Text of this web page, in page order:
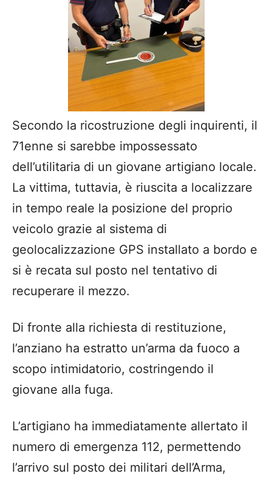
Secondo la ricostruzione degli inquirenti, il
71enne si sarebbe impossessato
dell’utilitaria di un giovane artigiano locale.
La vittima, tuttavia, è riuscita a localizzare
in tempo reale la posizione del proprio
veicolo grazie al sistema di
geolocalizzazione GPS installato a bordo e
si è recata sul posto nel tentativo di
recuperare il mezzo.
Di fronte alla richiesta di restituzione,
l’anziano ha estratto un’arma da fuoco a
scopo intimidatorio, costringendo il
giovane alla fuga.
L’artigiano ha immediatamente allertato il
numero di emergenza 112, permettendo
l’arrivo sul posto dei militari dell’Arma,